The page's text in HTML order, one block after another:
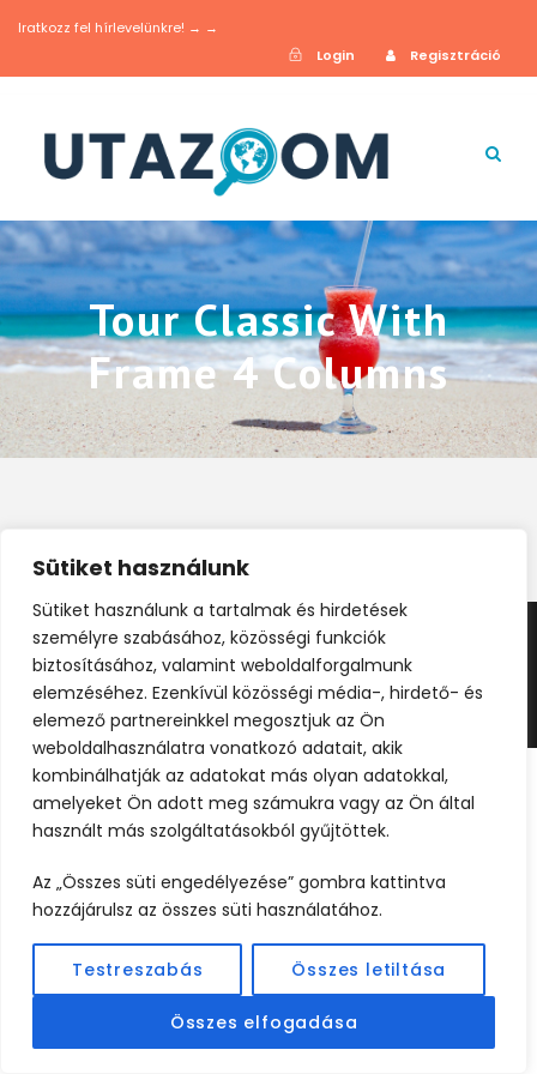
Sütiket használunk
Sütiket használunk a tartalmak és hirdetések
személyre szabásához, közösségi funkciók
biztosításához, valamint weboldalforgalmunk
elemzéséhez. Ezenkívül közösségi média-, hirdető- és
elemező partnereinkkel megosztjuk az Ön
weboldalhasználatra vonatkozó adatait, akik
kombinálhatják az adatokat más olyan adatokkal,
amelyeket Ön adott meg számukra vagy az Ön által
használt más szolgáltatásokból gyűjtöttek.
Az „Összes süti engedélyezése” gombra kattintva
hozzájárulsz az összes süti használatához.
Testreszabás Összes letiltása
Összes elfogadása
Iratkozz fel hírlevelünkre! → →
Login
Regisztráció
Tour Classic With
Frame 4 Columns
©2024 UTAZOOM - MINDEN JOG FENNTARTVA |
KÉSZÍTETTEWEBCREATIVE